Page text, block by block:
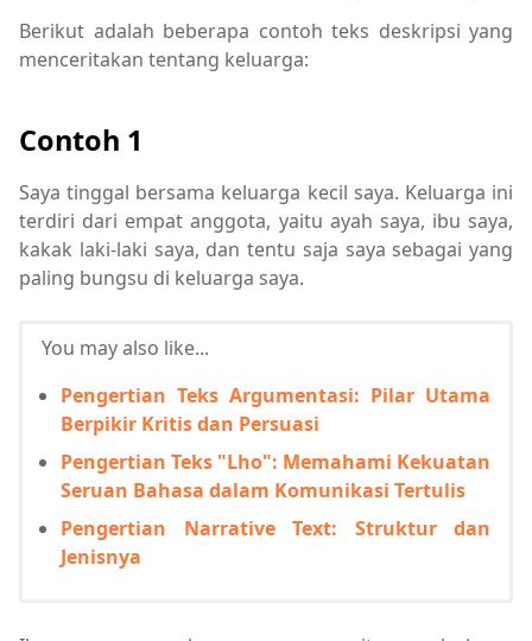
Berikut adalah beberapa contoh teks deskripsi yang
menceritakan tentang keluarga:
Contoh 1
Saya tinggal bersama keluarga kecil saya. Keluarga ini
terdiri dari empat anggota, yaitu ayah saya, ibu saya,
kakak laki-laki saya, dan tentu saja saya sebagai yang
paling bungsu di keluarga saya.
You may also like...
Pengertian Teks Argumentasi: Pilar Utama
Berpikir Kritis dan Persuasi
Pengertian Teks "Lho": Memahami Kekuatan
Seruan Bahasa dalam Komunikasi Tertulis
Pengertian Narrative Text: Struktur dan
Jenisnya